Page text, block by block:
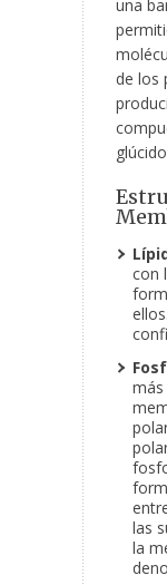
una
de los
con
las
la